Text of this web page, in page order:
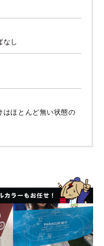
なし
はほとんど無い状態の